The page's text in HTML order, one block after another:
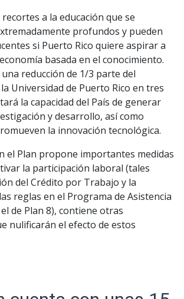
a la educación que se
profundos y pueden
si Puerto Rico quiere aspirar a
basada en el conocimiento.
reducción de 1/3 parte del
Universidad de Puerto Rico en tres
la capacidad del País de generar
y desarrollo, así como
la innovación tecnológica.
el Plan propone importantes medidas
la participación laboral (tales
del Crédito por Trabajo y la
reglas en el Programa de Asistencia
de Plan 8), contiene otras
nulificarán el efecto de estos